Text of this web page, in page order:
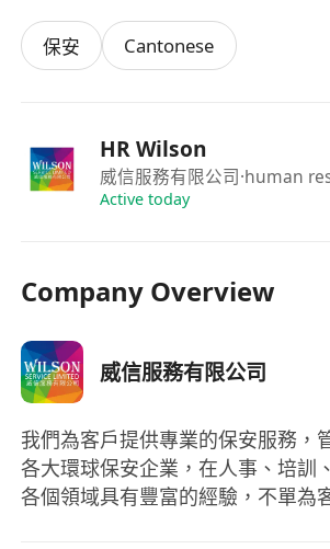
保安 Cantonese
HR Wilson
威信服務有限公司·human
Active today
Company Overview
威信服務有限公司
我們為客戶提供專業的保安服務，
各大環球保安企業，在人事、培訓
各個領域具有豐富的經驗，不單為